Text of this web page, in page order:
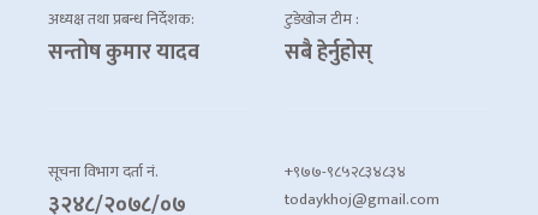
अध्यक्ष तथा प्रबन्ध निर्देशक:
सन्तोष कुमार यादव
टुडेखोज टीम :
सबै हेर्नुहोस्
सूचना विभाग दर्ता नं.
३२४८/२०७८/०७
+९७७-९८५२८३४८३४
todaykhoj@gmail.com